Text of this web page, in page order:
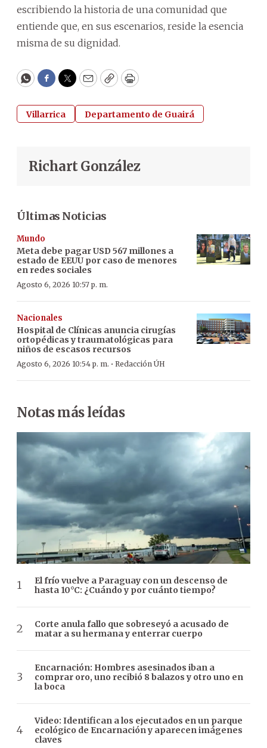
escribiendo la historia de una comunidad que
entiende que, en sus escenarios, reside la esencia
misma de su dignidad.
WhatsApp
Facebook
Twitter
EmailCopyPrint
Villarrica Departamento de Guairá
Richart González
Últimas Noticias
Mundo
Meta debe pagar USD 567 millones a
estado de EEUU por caso de menores
en redes sociales
Agosto 6, 2026 10:57 p. m.
Nacionales
Hospital de Clínicas anuncia cirugías
ortopédicas y traumatológicas para
niños de escasos recursos
Agosto 6, 2026 10:54 p. m. · Redacción ÚH
Notas más leídas
El frío vuelve a Paraguay con un descenso de
hasta 10°C: ¿Cuándo y por cuánto tiempo?
Corte anula fallo que sobreseyó a acusado de
matar a su hermana y enterrar cuerpo
Encarnación: Hombres asesinados iban a
comprar oro, uno recibió 8 balazos y otro uno en
la boca
Video: Identifican a los ejecutados en un parque
ecológico de Encarnación y aparecen imágenes
claves